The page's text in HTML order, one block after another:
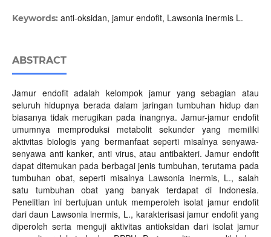
Keywords: anti-oksidan, jamur endofit, Lawsonia inermis L.
ABSTRACT
Jamur endofit adalah kelompok jamur yang sebagian atau
seluruh hidupnya berada dalam jaringan tumbuhan hidup dan
biasanya tidak merugikan pada inangnya. Jamur-jamur endofit
umumnya memproduksi metabolit sekunder yang memiliki
aktivitas biologis yang bermanfaat seperti misalnya senyawa-
senyawa anti kanker, anti virus, atau antibakteri. Jamur endofit
dapat ditemukan pada berbagai jenis tumbuhan, terutama pada
tumbuhan obat, seperti misalnya Lawsonia inermis, L., salah
satu tumbuhan obat yang banyak terdapat di Indonesia.
Penelitian ini bertujuan untuk memperoleh isolat jamur endofit
dari daun Lawsonia inermis, L., karakterisasi jamur endofit yang
diperoleh serta menguji aktivitas antioksidan dari isolat jamur